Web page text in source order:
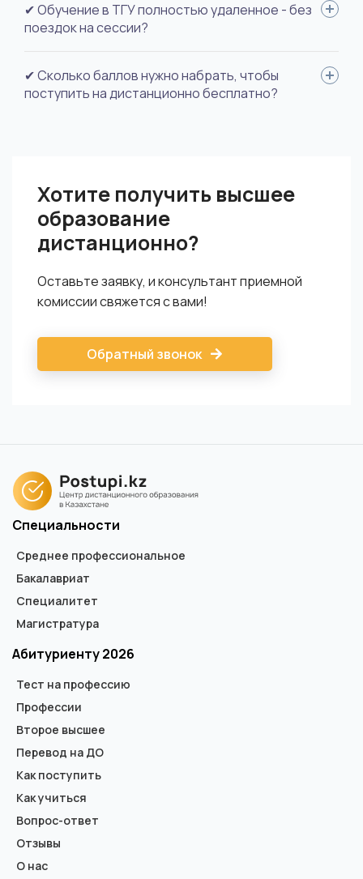
Для поступления необходимы: удостоверение личности,
документ об образовании с выпиской оценок, документ
✔ Обучение в ТГУ полностью удаленное - без
поездок на сессии?
Да.
✔ Сколько баллов нужно набрать, чтобы
поступить на дистанционно бесплатно?
Хотите получить высшее
образование
дистанционно?
Оставьте заявку, и консультант приемной
комиссии свяжется с вами!
Обратный звонок
Специальности
Среднее профессиональное
Бакалавриат
Специалитет
Магистратура
Абитуриенту 2026
Тест на профессию
Профессии
Второе высшее
Перевод на ДО
Как поступить
Как учиться
Вопрос-ответ
Отзывы
О нас